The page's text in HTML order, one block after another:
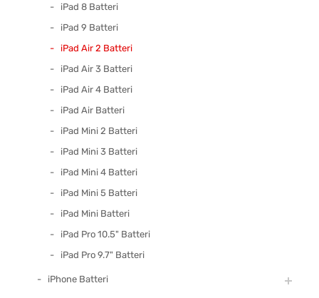
iPad 8 Batteri
iPad 9 Batteri
iPad Air 2 Batteri
iPad Air 3 Batteri
iPad Air 4 Batteri
iPad Air Batteri
iPad Mini 2 Batteri
iPad Mini 3 Batteri
iPad Mini 4 Batteri
iPad Mini 5 Batteri
iPad Mini Batteri
iPad Pro 10.5" Batteri
iPad Pro 9.7" Batteri
iPhone Batteri